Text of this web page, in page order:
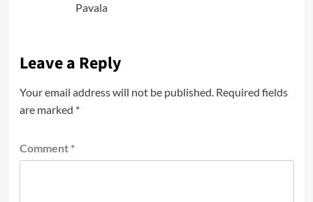
Pavala
Leave a Reply
Your email address will not be published. Required fields
are marked *
Comment *